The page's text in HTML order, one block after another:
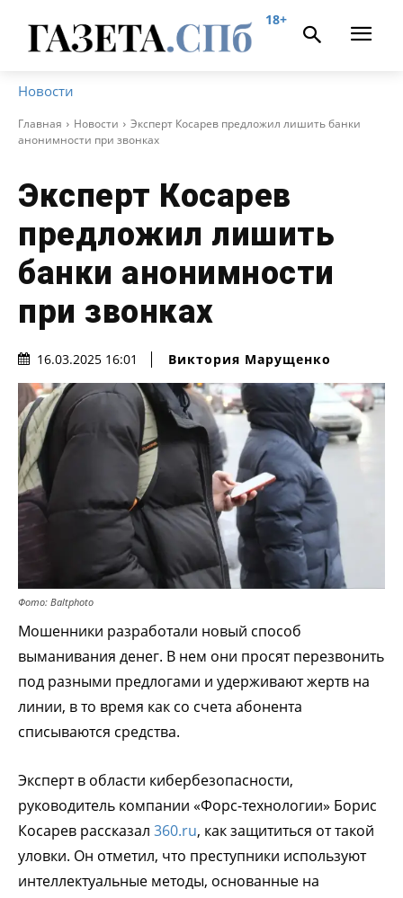
18+
Новости
Главная Новости
Эксперт Косарев предложил лишить банки
анонимности при звонках
Эксперт Косарев
предложил лишить
банки анонимности
при звонках
16.03.2025 16:01 Виктория Марущенко
Фото: Baltphoto
Мошенники разработали новый способ
выманивания денег. В нем они просят перезвонить
под разными предлогами и удерживают жертв на
линии, в то время как со счета абонента
списываются средства.
Эксперт в области кибербезопасности,
руководитель компании «Форс-технологии» Борис
Косарев рассказал 360.ru, как защититься от такой
уловки. Он отметил, что преступники используют
интеллектуальные методы, основанные на